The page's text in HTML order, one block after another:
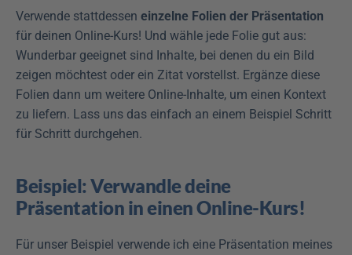
Verwende stattdessen einzelne Folien der Präsentation
für deinen Online-Kurs! Und wähle jede Folie gut aus:
Wunderbar geeignet sind Inhalte, bei denen du ein Bild
zeigen möchtest oder ein Zitat vorstellst. Ergänze diese
Folien dann um weitere Online-Inhalte, um einen Kontext
zu liefern. Lass uns das einfach an einem Beispiel Schritt
für Schritt durchgehen.
Beispiel: Verwandle deine
Präsentation in einen Online-Kurs!
Für unser Beispiel verwende ich eine Präsentation meines